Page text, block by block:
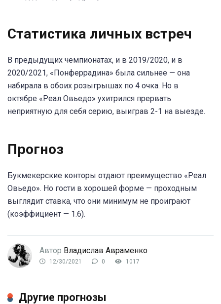
Статистика личных встреч
В предыдущих чемпионатах, и в 2019/2020, и в
2020/2021, «Понферрадина» была сильнее — она
набирала в обоих розыгрышах по 4 очка. Но в
октябре «Реал Овьедо» ухитрился прервать
неприятную для себя серию, выиграв 2-1 на выезде.
Прогноз
Букмекерские конторы отдают преимущество «Реал
Овьедо». Но гости в хорошей форме — проходным
выглядит ставка, что они минимум не проиграют
(коэффициент — 1.6).
Автор Владислав Авраменко
12/30/2021 0 1017
Другие прогнозы